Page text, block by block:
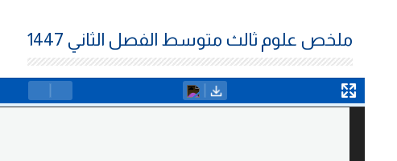
ملخص علوم ثالث متوسط الفصل الثاني 1447